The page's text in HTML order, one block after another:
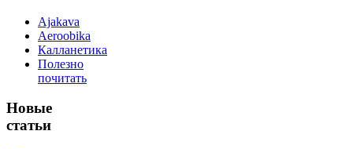
Ajakava
Aeroobika
Калланетика
Полезно
почитать
Новые
статьи